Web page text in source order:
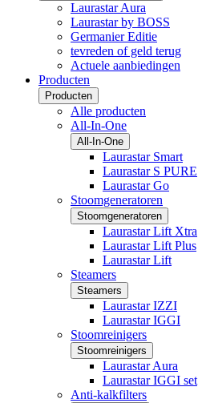
Laurastar Aura
Laurastar by BOSS
Germanier Editie
tevreden of geld terug
Actuele aanbiedingen
Producten
Producten
Alle producten
All-In-One
All-In-One
Laurastar Smart
Laurastar S PURE
Laurastar Go
Stoomgeneratoren
Stoomgeneratoren
Laurastar Lift Xtra
Laurastar Lift Plus
Laurastar Lift
Steamers
Steamers
Laurastar IZZI
Laurastar IGGI
Stoomreinigers
Stoomreinigers
Laurastar Aura
Laurastar IGGI set
Anti-kalkfilters